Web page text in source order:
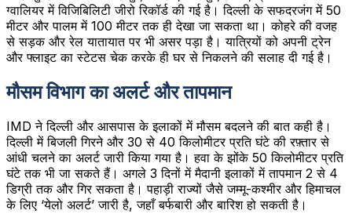
ग्वालियर में विजिबिलिटी जीरो रिकॉर्ड की गई है। दिल्ली के सफदरजंग में 50
मीटर और पालम में 100 मीटर तक ही देखा जा सकता था। कोहरे की वजह
से सड़क और रेल यातायात पर भी असर पड़ा है। यात्रियों को अपनी ट्रेन
और फ्लाइट का स्टेटस चेक करके ही घर से निकलने की सलाह दी गई है।
मौसम विभाग का अलर्ट और तापमान
IMD ने दिल्ली और आसपास के इलाकों में मौसम बदलने की बात कही है।
दिल्ली में बिजली गिरने और 30 से 40 किलोमीटर प्रति घंटे की रफ़्तार से
आंधी चलने का अलर्ट जारी किया गया है। हवा के झोंके 50 किलोमीटर प्रति
घंटे तक भी जा सकते हैं। अगले 3 दिनों में मैदानी इलाकों में तापमान 2 से 4
डिग्री तक और गिर सकता है। पहाड़ी राज्यों जैसे जम्मू-कश्मीर और हिमाचल
के लिए ‘येलो अलर्ट’ जारी है, जहाँ बर्फबारी और बारिश हो सकती है।